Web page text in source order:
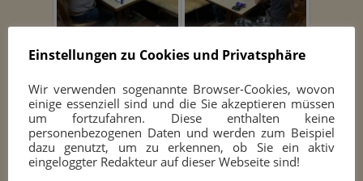
Einstellungen zu Cookies und Privatsphäre
Wir verwenden sogenannte Browser-Cookies, wovon
einige essenziell sind und die Sie akzeptieren müssen
um fortzufahren. Diese enthalten keine
personenbezogenen Daten und werden zum Beispiel
dazu genutzt, um zu erkennen, ob Sie ein aktiv
eingeloggter Redakteur auf dieser Webseite sind!